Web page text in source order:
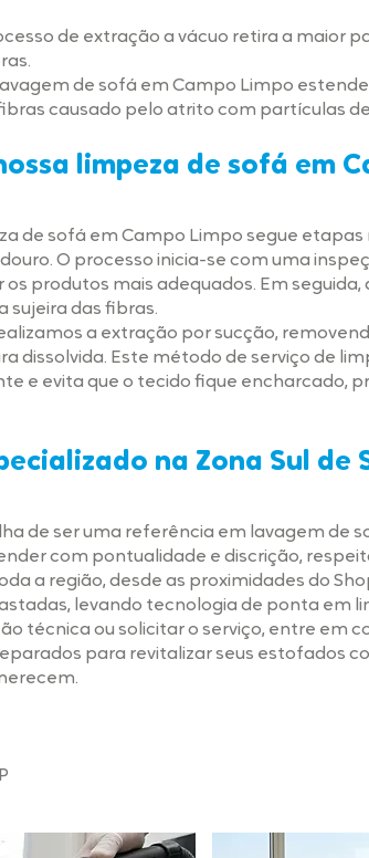
de extração a vácuo retira a maior
de sofá em Campo Limpo
causado pelo atrito com partículas de
limpeza de sofá em
de sofá em Campo Limpo segue etapas
O processo inicia-se com uma
produtos mais adequados. Em seguida,
sujeira das fibras.
a extração por sucção,
dissolvida. Este método de serviço de
e evita que o tecido fique encharcado,
na Zona Sul de
de ser uma referência em lavagem de
com pontualidade e discrição,
a região, desde as proximidades do
levando tecnologia de ponta em
técnica ou solicitar o serviço, entre em
para revitalizar seus estofados